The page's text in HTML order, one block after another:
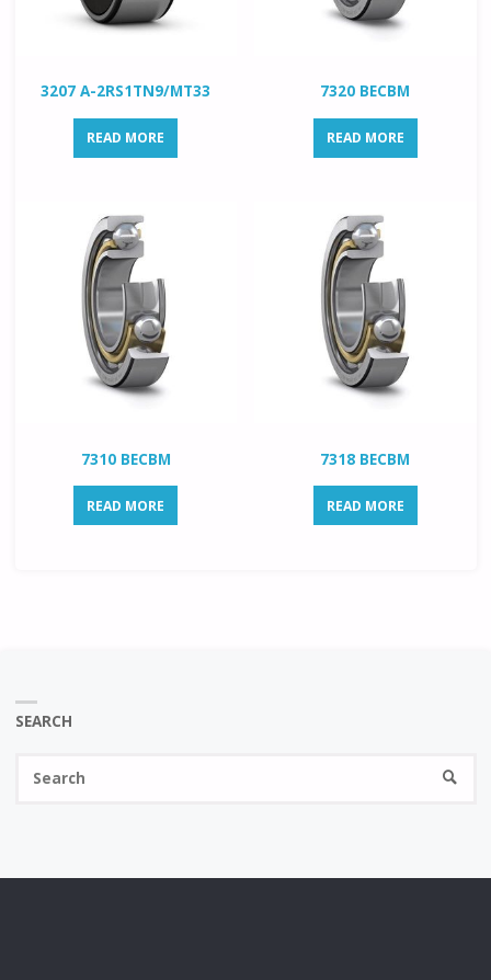
3207 A-2RS1TN9/MT33
READ MORE
7320 BECBM
READ MORE
7310 BECBM
READ MORE
7318 BECBM
READ MORE
SEARCH